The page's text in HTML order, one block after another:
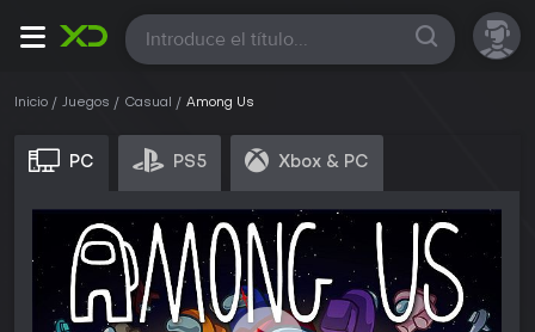
Todas
Inicio Juegos Casual Among Us
PC PS5 Xbox & PC